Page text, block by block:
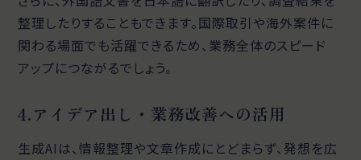
整理したりすることもできます。国際取引や海外案件に
関わる場面でも活躍できるため、業務全体のスピード
アップにつながるでしょう。
4.アイデア出し・業務改善への活用
生成AIは、情報整理や文章作成にとどまらず、発想を広